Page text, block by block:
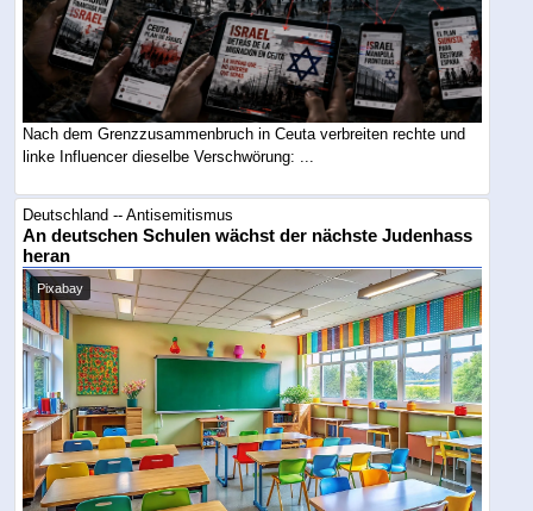
Nach dem Grenzzusammenbruch in Ceuta verbreiten rechte und
linke Influencer dieselbe Verschwörung: ...
Deutschland -- Antisemitismus
An deutschen Schulen wächst der nächste Judenhass
heran
Pixabay